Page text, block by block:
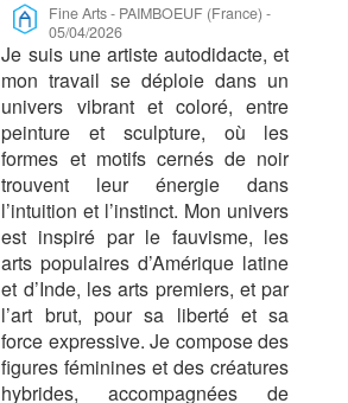
Fine Arts- PAIMBOEUF (France) -
05/04/2026
Je suis une artiste autodidacte, et
mon travail se déploie dans un
univers vibrant et coloré, entre
peinture et sculpture, où les
formes et motifs cernés de noir
trouvent leur énergie dans
l’intuition et l’instinct. Mon univers
est inspiré par le fauvisme, les
arts populaires d’Amérique latine
et d’Inde, les arts premiers, et par
l’art brut, pour sa liberté et sa
force expressive. Je compose des
figures féminines et des créatures
hybrides, accompagnées de